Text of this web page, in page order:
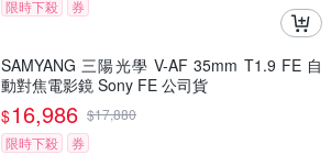
限時下殺 券
SAMYANG 三陽光學 V-AF 35mm T1.9 FE 自
動對焦電影鏡 Sony FE 公司貨
$16,986 $17,880
限時下殺
券